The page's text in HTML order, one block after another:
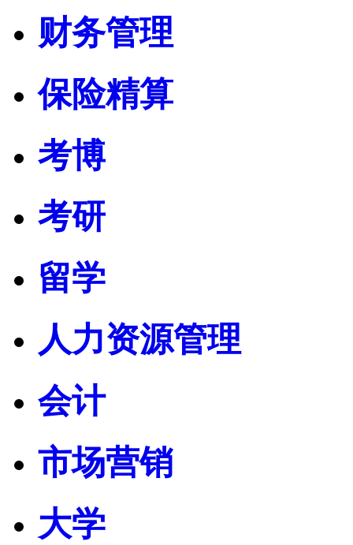
财务管理
保险精算
考博
考研
留学
人力资源管理
会计
市场营销
大学